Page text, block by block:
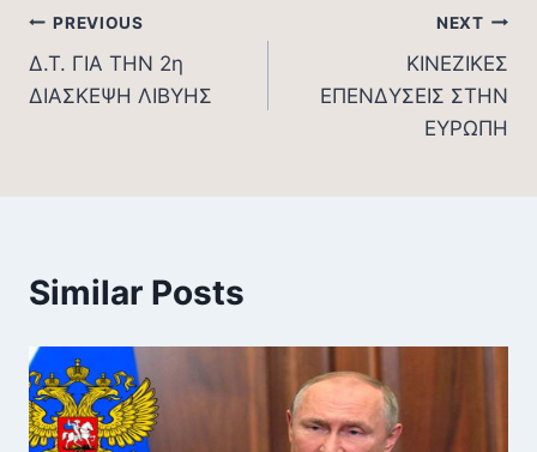
Post
navigation
PREVIOUS
Δ.Τ. ΓΙΑ ΤΗΝ 2η
ΔΙΑΣΚΕΨΗ ΛΙΒΥΗΣ
NEXT
ΚΙΝΕΖΙΚΕΣ
ΕΠΕΝΔΥΣΕΙΣ ΣΤΗΝ
ΕΥΡΩΠΗ
Similar Posts